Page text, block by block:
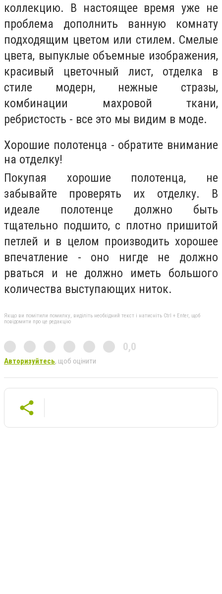
коллекцию. В настоящее время уже не
проблема дополнить ванную комнату
подходящим цветом или стилем. Смелые
цвета, выпуклые объемные изображения,
красивый цветочный лист, отделка в
стиле модерн, нежные стразы,
комбинации махровой ткани,
ребристость - все это мы видим в моде.
Хорошие полотенца - обратите внимание
на отделку!
Покупая хорошие полотенца, не
забывайте проверять их отделку. В
идеале полотенце должно быть
тщательно подшито, с плотно пришитой
петлей и в целом производить хорошее
впечатление - оно нигде не должно
рваться и не должно иметь большого
количества выступающих ниток.
Якщо ви помітили помилку, виділіть необхідний текст і натисніть Ctrl + Enter, щоб
повідомити про це редакцію
0,0
Авторизуйтесь, щоб оцінити